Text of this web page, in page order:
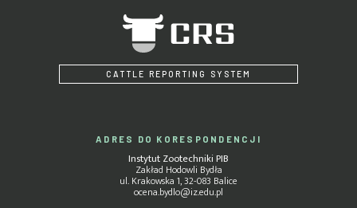
CATTLE REPORTING SYSTEM
ADRES DO KORESPONDENCJI
Instytut Zootechniki PIB
Zakład Hodowli Bydła
ul. Krakowska 1, 32-083 Balice
ocena.bydlo@iz.edu.pl